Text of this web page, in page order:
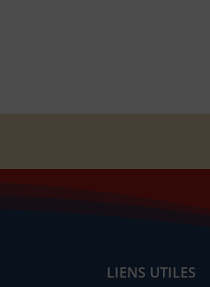
LIENS UTILES